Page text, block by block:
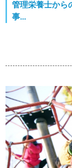
管理栄養士から
事...